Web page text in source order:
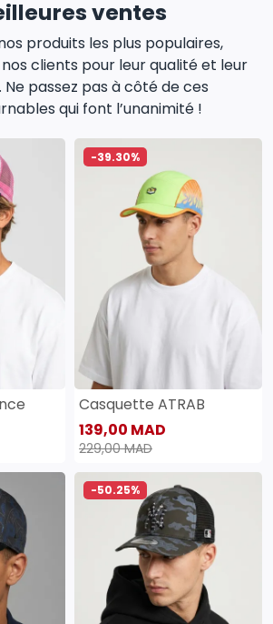
ventes
produits les plus populaires,
clients pour leur qualité et leur
passez pas à côté de ces
qui font l’unanimité !
-39.30%
Casquette ATRAB
139,00 MAD
229,00 MAD
-50.25%